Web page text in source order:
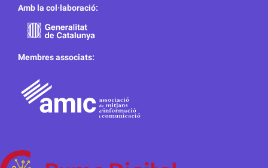
Amb la col·laboració:
Membres associats: